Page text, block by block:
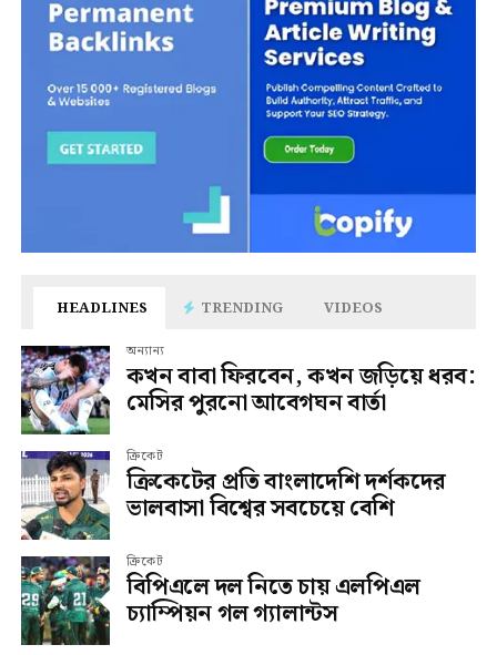
HEADLINES TRENDING VIDEOS
অন্যান্য
কখন বাবা ফিরবেন, কখন জড়িয়ে ধরব:
মেসির পুরনো আবেগঘন বার্তা
ক্রিকেট
ক্রিকেটের প্রতি বাংলাদেশি দর্শকদের
ভালবাসা বিশ্বের সবচেয়ে বেশি
ক্রিকেট
বিপিএলে দল নিতে চায় এলপিএল
চ্যাম্পিয়ন গল গ্যালান্টস